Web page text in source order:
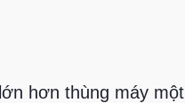
hơn thùng máy một